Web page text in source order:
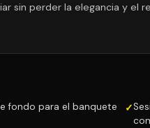
sin perder la elegancia y el
fondo para el banquete